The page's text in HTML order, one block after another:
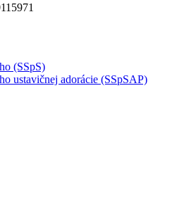
(SSpS)
ustavičnej adorácie (SSpSAP)